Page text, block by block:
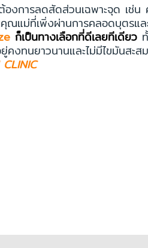
องการลดสัดส่วนเฉพาะจุด เช่
แม่ที่เพิ่งผ่านการคลอดบุตรแ
ก็เป็นทางเลือกที่ดีเลยทีเดียว
งทนยาวนานและไม่มีไขมันสะ